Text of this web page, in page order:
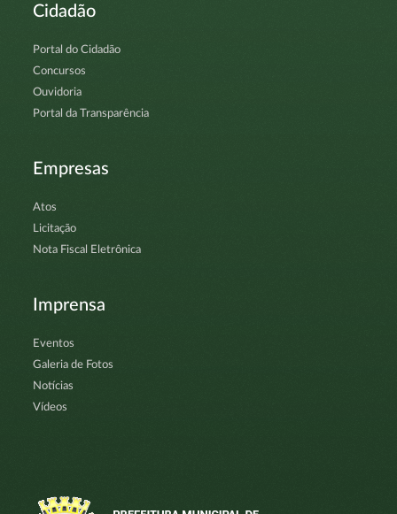
Cidadão
Portal do Cidadão
Concursos
Ouvidoria
Portal da Transparência
Empresas
Atos
Licitação
Nota Fiscal Eletrônica
Imprensa
Eventos
Galeria de Fotos
Notícias
Vídeos